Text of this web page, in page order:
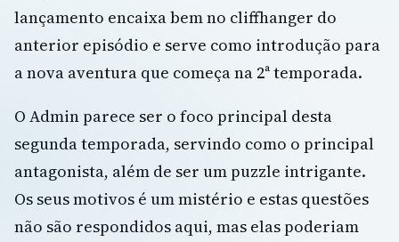
lançamento encaixa bem no cliffhanger do
anterior episódio e serve como introdução para
a nova aventura que começa na 2ª temporada.
O Admin parece ser o foco principal desta
segunda temporada, servindo como o principal
antagonista, além de ser um puzzle intrigante.
Os seus motivos é um mistério e estas questões
não são respondidos aqui, mas elas poderiam